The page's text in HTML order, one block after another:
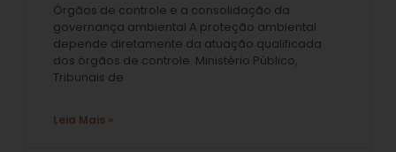
Órgãos de controle e a consolidação da
governança ambiental A proteção ambiental
depende diretamente da atuação qualificada
dos órgãos de controle. Ministério Público,
Tribunais de
Leia Mais »